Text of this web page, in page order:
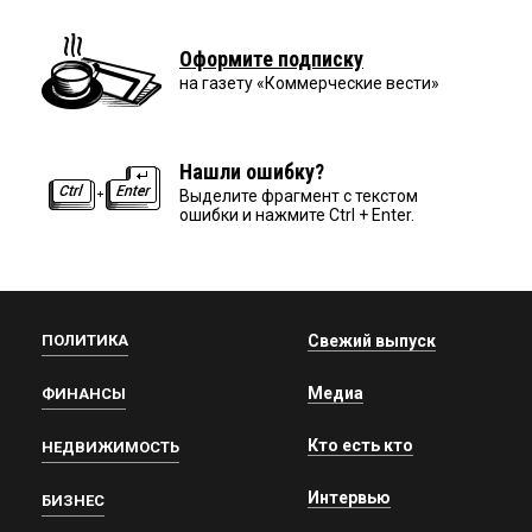
Оформите подписку
на газету «Коммерческие вести»
Нашли ошибку?
Выделите фрагмент с текстом
ошибки и нажмите Ctrl + Enter.
ПОЛИТИКА
ФИНАНСЫ
НЕДВИЖИМОСТЬ
БИЗНЕС
Свежий выпуск
Медиа
Кто есть кто
Интервью